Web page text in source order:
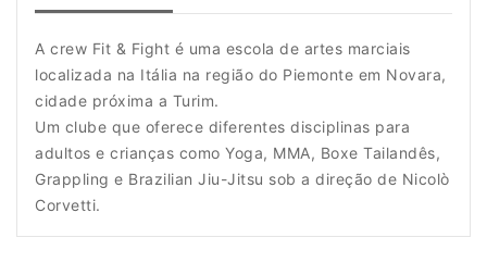
A crew Fit & Fight é uma escola de artes marciais
localizada na Itália na região do Piemonte em Novara,
cidade próxima a Turim.
Um clube que oferece diferentes disciplinas para
adultos e crianças como Yoga, MMA, Boxe Tailandês,
Grappling e Brazilian Jiu-Jitsu sob a direção de Nicolò
Corvetti.